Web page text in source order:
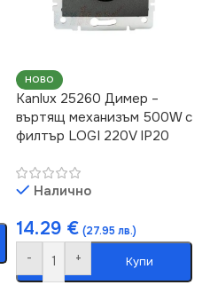
НОВО
Kanlux 25260 Димер –
въртящ механизъм 500W с
филтър LOGI 220V IP20
Налично
14.29 € (27.95 лв.)
- + Купи